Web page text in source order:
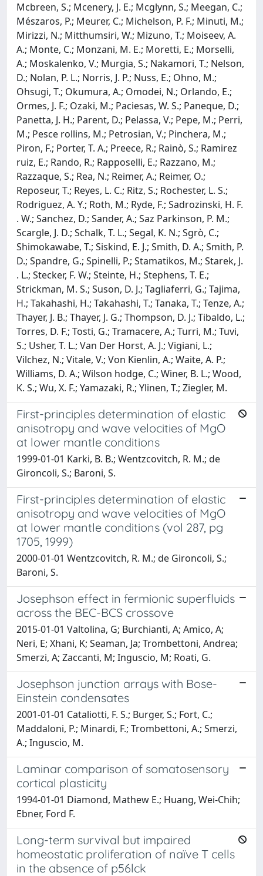
Mcbreen, S.; Mcenery, J. E.; Mcglynn, S.; Meegan, C.;
Mészaros, P.; Meurer, C.; Michelson, P. F.; Minuti, M.;
Mirizzi, N.; Mitthumsiri, W.; Mizuno, T.; Moiseev, A.
A.; Monte, C.; Monzani, M. E.; Moretti, E.; Morselli,
A.; Moskalenko, V.; Murgia, S.; Nakamori, T.; Nelson,
D.; Nolan, P. L.; Norris, J. P.; Nuss, E.; Ohno, M.;
Ohsugi, T.; Okumura, A.; Omodei, N.; Orlando, E.;
Ormes, J. F.; Ozaki, M.; Paciesas, W. S.; Paneque, D.;
Panetta, J. H.; Parent, D.; Pelassa, V.; Pepe, M.; Perri,
M.; Pesce rollins, M.; Petrosian, V.; Pinchera, M.;
Piron, F.; Porter, T. A.; Preece, R.; Rainò, S.; Ramirez
ruiz, E.; Rando, R.; Rapposelli, E.; Razzano, M.;
Razzaque, S.; Rea, N.; Reimer, A.; Reimer, O.;
Reposeur, T.; Reyes, L. C.; Ritz, S.; Rochester, L. S.;
Rodriguez, A. Y.; Roth, M.; Ryde, F.; Sadrozinski, H. F.
. W.; Sanchez, D.; Sander, A.; Saz Parkinson, P. M.;
Scargle, J. D.; Schalk, T. L.; Segal, K. N.; Sgrò, C.;
Shimokawabe, T.; Siskind, E. J.; Smith, D. A.; Smith, P.
D.; Spandre, G.; Spinelli, P.; Stamatikos, M.; Starek, J.
. L.; Stecker, F. W.; Steinte, H.; Stephens, T. E.;
Strickman, M. S.; Suson, D. J.; Tagliaferri, G.; Tajima,
H.; Takahashi, H.; Takahashi, T.; Tanaka, T.; Tenze, A.;
Thayer, J. B.; Thayer, J. G.; Thompson, D. J.; Tibaldo, L.;
Torres, D. F.; Tosti, G.; Tramacere, A.; Turri, M.; Tuvi,
S.; Usher, T. L.; Van Der Horst, A. J.; Vigiani, L.;
Vilchez, N.; Vitale, V.; Von Kienlin, A.; Waite, A. P.;
Williams, D. A.; Wilson hodge, C.; Winer, B. L.; Wood,
K. S.; Wu, X. F.; Yamazaki, R.; Ylinen, T.; Ziegler, M.
First-principles determination of elastic
anisotropy and wave velocities of MgO
at lower mantle conditions
1999-01-01 Karki, B. B.; Wentzcovitch, R. M.; de
Gironcoli, S.; Baroni, S.
First-principles determination of elastic
anisotropy and wave velocities of MgO
at lower mantle conditions (vol 287, pg
1705, 1999)
2000-01-01 Wentzcovitch, R. M.; de Gironcoli, S.;
Baroni, S.
Josephson effect in fermionic superfluids
across the BEC-BCS crossove
2015-01-01 Valtolina, G; Burchianti, A; Amico, A;
Neri, E; Xhani, K; Seaman, Ja; Trombettoni, Andrea;
Smerzi, A; Zaccanti, M; Inguscio, M; Roati, G.
Josephson junction arrays with Bose-
Einstein condensates
2001-01-01 Cataliotti, F. S.; Burger, S.; Fort, C.;
Maddaloni, P.; Minardi, F.; Trombettoni, A.; Smerzi,
A.; Inguscio, M.
Laminar comparison of somatosensory
cortical plasticity
1994-01-01 Diamond, Mathew E.; Huang, Wei-Chih;
Ebner, Ford F.
Long-term survival but impaired
homeostatic proliferation of naïve T cells
in the absence of p56lck